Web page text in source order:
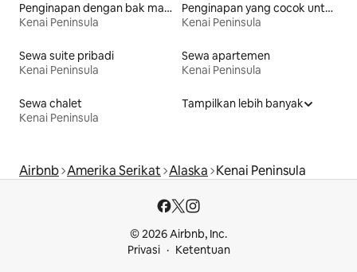
Penginapan dengan bak mandi air panas
Kenai Peninsula
Penginapan yang cocok untuk keluarga
Kenai Peninsula
Sewa suite pribadi
Kenai Peninsula
Sewa apartemen
Kenai Peninsula
Sewa chalet
Kenai Peninsula
Tampilkan lebih banyak
Airbnb Amerika Serikat Alaska Kenai Peninsula
© 2026 Airbnb, Inc.
Privasi
Ketentuan